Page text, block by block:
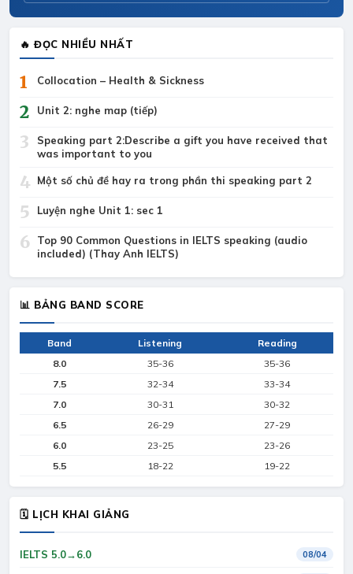
🔥 ĐỌC NHIỀU NHẤT
1 Collocation – Health & Sickness
2 Unit 2: nghe map (tiếp)
3
Speaking part 2:Describe a gift you have received that
was important to you
4 Một số chủ đề hay ra trong phần thi speaking part 2
5 Luyện nghe Unit 1: sec 1
6
Top 90 Common Questions in IELTS speaking (audio
included) (Thay Anh IELTS)
📊 BẢNG BAND SCORE
Band Listening
Reading
8.0
35-36
35-36
7.5
32-34
33-34
7.0
30-31
30-32
6.5
26-29
27-29
6.0
23-25
23-26
5.5
18-22 19-22
🗓 LỊCH KHAI GIẢNG
IELTS 5.0→6.0 08/04